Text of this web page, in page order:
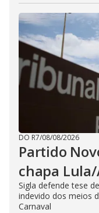
DO R7/08/08/2026
Partido
chapa
Sigla defende tese
indevido dos meios
Carnaval